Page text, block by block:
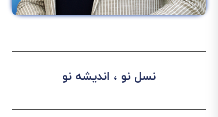
نسل نو ، اندیشه نو